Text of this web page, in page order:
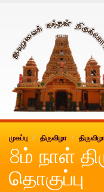
முகப்பு திருவிழா
8ம் நாள்
தொகுப்பு